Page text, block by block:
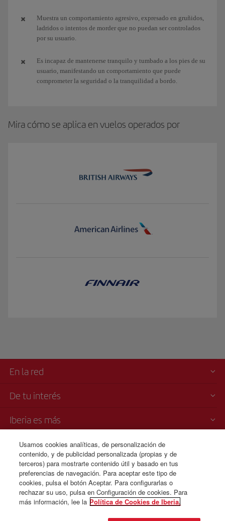
Muestra un comportamiento agresivo, expresado en gruñidos,
ladridos o intentos de morder que no puedan ser controlados
por su usuario.
Es incapaz de mantenerse tranquilo y tumbado a los pies de su
usuario, manifestando un comportamiento que puede
comprometer la seguridad o la tranquilidad a bordo.
Mira cómo se aplica en vuelos operados por
En la red
De tu interés
Iberia es más
Transparencia
Venta telefónica
+213 983 200 128
Usamos cookies analíticas, de personalización de
contenido, y de publicidad personalizada (propias y de
terceros) para mostrarte contenido útil y basado en tus
preferencias de navegación. Para aceptar este tipo de
cookies, pulsa el botón Aceptar. Para configurarlas o
rechazar su uso, pulsa en Configuración de cookies. Para
más información, lee la Política de Cookies de Iberia.